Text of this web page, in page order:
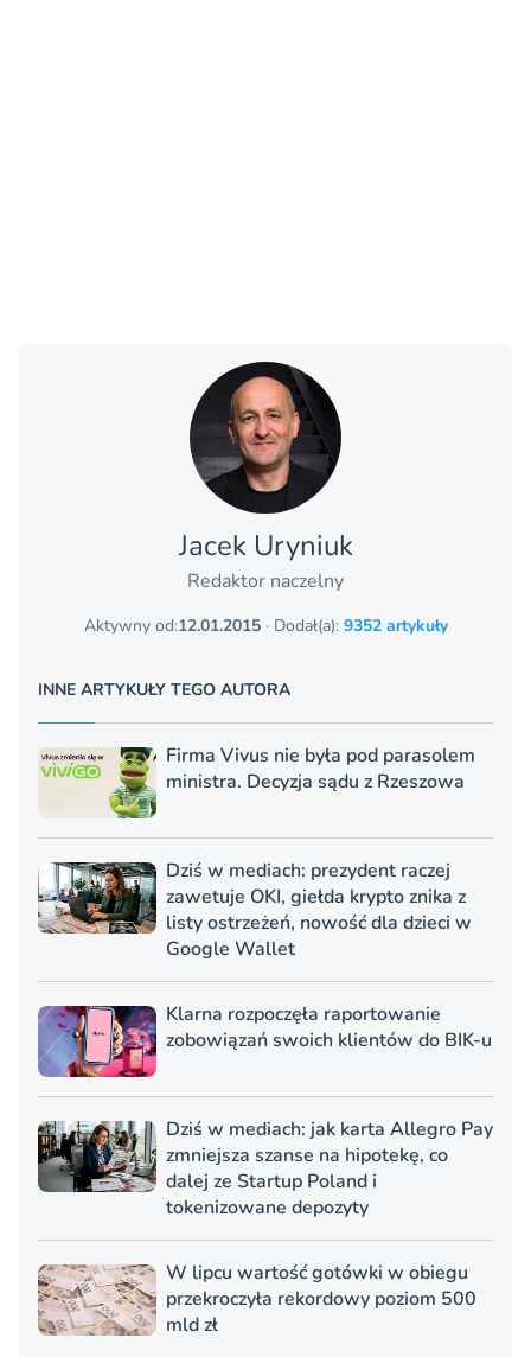
Jacek Uryniuk
Redaktor naczelny
Aktywny od:12.01.2015· Dodał(a): 9352 artykuły
INNE ARTYKUŁY TEGO AUTORA
Firma Vivus nie była pod parasolem
ministra. Decyzja sądu z Rzeszowa
Dziś w mediach: prezydent raczej
zawetuje OKI, giełda krypto znika z
listy ostrzeżeń, nowość dla dzieci w
Google Wallet
Klarna rozpoczęła raportowanie
zobowiązań swoich klientów do BIK-u
Dziś w mediach: jak karta Allegro Pay
zmniejsza szanse na hipotekę, co
dalej ze Startup Poland i
tokenizowane depozyty
W lipcu wartość gotówki w obiegu
przekroczyła rekordowy poziom 500
mld zł